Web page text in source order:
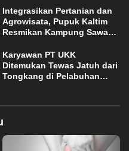
Integrasikan Pertanian dan
Agrowisata, Pupuk Kaltim
Resmikan Kampung Sawah
Karyawan PT UKK
Ditemukan Tewas Jatuh dari
Tongkang di Pelabuhan